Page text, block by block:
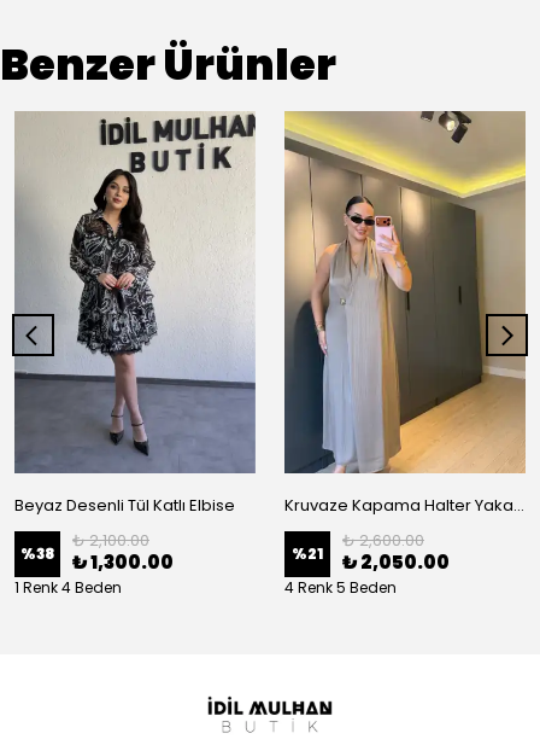
Benzer Ürünler
Beyaz Desenli Tül Katlı Elbise
%38
₺ 2,100.00
₺ 1,300.00
1 Renk 4 Beden
Kruvaze Kapama Halter Yaka Nisbet Elbise
%21
₺ 2,600.00
₺ 2,050.00
4 Renk 5 Beden